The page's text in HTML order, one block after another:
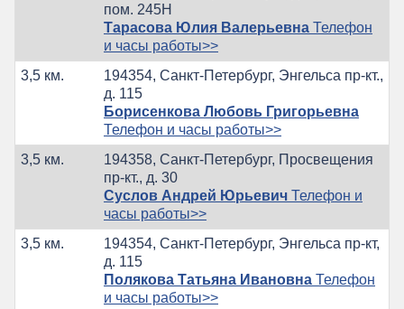
пом. 245Н
Тарасова Юлия Валерьевна Телефон
и часы работы>>
3,5 км.
194354, Санкт-Петербург, Энгельса пр-кт.,
д. 115
Борисенкова Любовь Григорьевна
Телефон и часы работы>>
3,5 км.
194358, Санкт-Петербург, Просвещения
пр-кт., д. 30
Суслов Андрей Юрьевич Телефон и
часы работы>>
3,5 км.
194354, Санкт-Петербург, Энгельса пр-кт,
д. 115
Полякова Татьяна Ивановна Телефон
и часы работы>>